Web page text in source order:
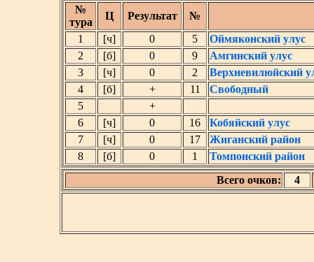
№
тура
Ц Результат
№
1
[ч] 0 5
Оймяконский улус
2
[б] 0 9
Амгинский улус
3
[ч] 0 2
Верхневилюйский
4
[б] + 11
Свободный
5
+
6
[ч] 0 16
Кобяйский улус
7
[ч] 0 17
Жиганский район
8
[б] 0 1
Томпонский район
Всего очков:
4